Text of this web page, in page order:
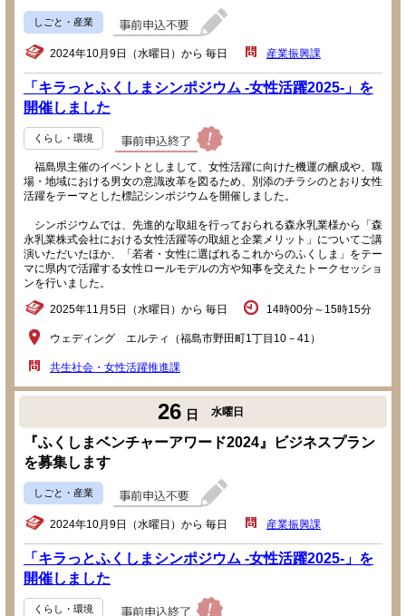
しごと・産業
2024年10月9日（水曜日）から 毎日 産業振興課
「キラっとふくしまシンポジウム -女性活躍2025-」を
開催しました
くらし・環境
福島県主催のイベントとしまして、女性活躍に向けた機運の醸成や、職
場・地域における男女の意識改革を図るため、別添のチラシのとおり女性
活躍をテーマとした標記シンポジウムを開催しました。
シンポジウムでは、先進的な取組を行っておられる森永乳業様から「森
永乳業株式会社における女性活躍等の取組と企業メリット」についてご講
演いただいたほか、「若者・女性に選ばれるこれからのふくしま」をテー
マに県内で活躍する女性ロールモデルの方や知事を交えたトークセッショ
ンを行いました。
2025年11月5日（水曜日）から 毎日 14時00分～15時15分
ウェディング エルティ（福島市野田町1丁目10－41）
共生社会・女性活躍推進課
26 日 水曜日
『ふくしまベンチャーアワード2024』ビジネスプラン
を募集します
しごと・産業
2024年10月9日（水曜日）から 毎日 産業振興課
「キラっとふくしまシンポジウム -女性活躍2025-」を
開催しました
くらし・環境